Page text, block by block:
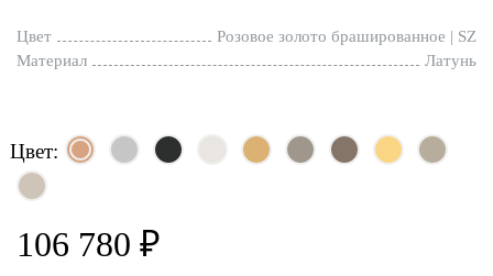
Цвет
Розовое золото брашированное | SZ
Материал
Латунь
Цвет:
106 780 ₽